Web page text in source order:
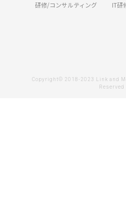
研修/コンサルティング IT研
Copyright© 2018-2023 Link and
Reserved